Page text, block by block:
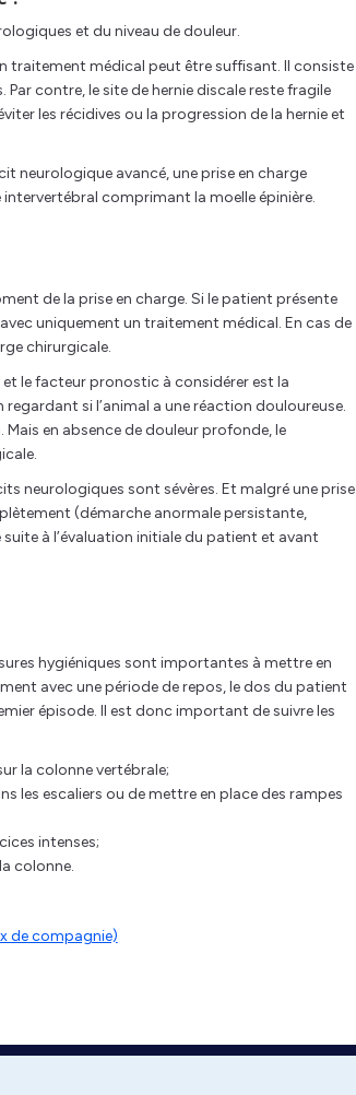
et du niveau de douleur.
traitement médical peut être suffisant. Il consiste
contre, le site de hernie discale reste fragile
les récidives ou la progression de la hernie et
neurologique avancé, une prise en charge
comprimant la moelle épinière.
de la prise en charge. Si le patient présente
uniquement un traitement médical. En cas de
chirurgicale.
le facteur pronostic à considérer est la
si l’animal a une réaction douloureuse.
en absence de douleur profonde, le
neurologiques sont sévères. Et malgré une prise
(démarche anormale persistante,
à l’évaluation initiale du patient et avant
hygiéniques sont importantes à mettre en
avec une période de repos, le dos du patient
épisode. Il est donc important de suivre les
la colonne vertébrale;
les escaliers ou de mettre en place des rampes
intenses;
colonne.
de compagnie)